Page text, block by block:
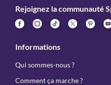
Rejoignez la communauté
Informations
Qui sommes-nous ?
Comment ça marche ?